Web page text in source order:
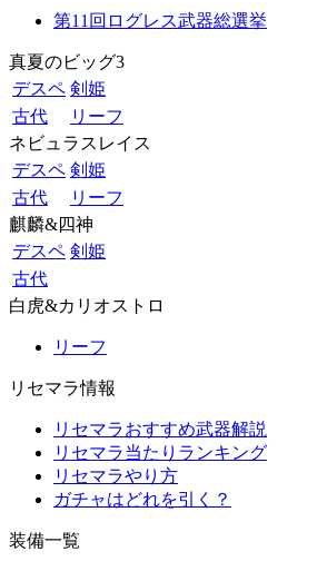
第11回ログレス武器総選挙
真夏のビッグ3
デスペ 剣姫
古代
リーフ
ネビュラスレイス
デスペ 剣姫
古代
リーフ
麒麟&四神
デスペ 剣姫
古代
白虎&カリオストロ
リーフ
リセマラ情報
リセマラおすすめ武器解説
リセマラ当たりランキング
リセマラやり方
ガチャはどれを引く？
装備一覧